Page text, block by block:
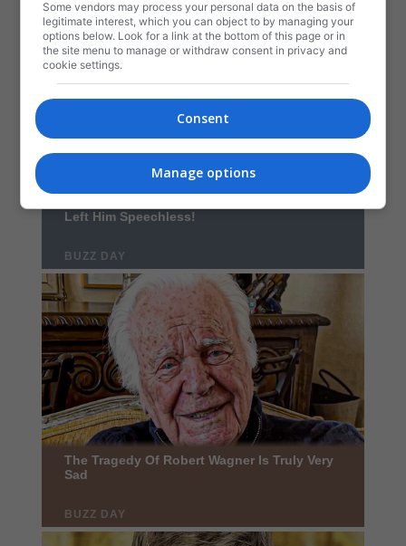
Some vendors may process your personal data on the basis of
legitimate interest, which you can object to by managing your
options below. Look for a link at the bottom of this page or in
the site menu to manage or withdraw consent in privacy and
cookie settings.
Consent
Manage options